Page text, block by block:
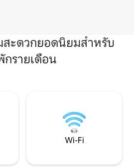
สะดวกยอดนิยมสำหรับ
รายเดือน
Wi-Fi